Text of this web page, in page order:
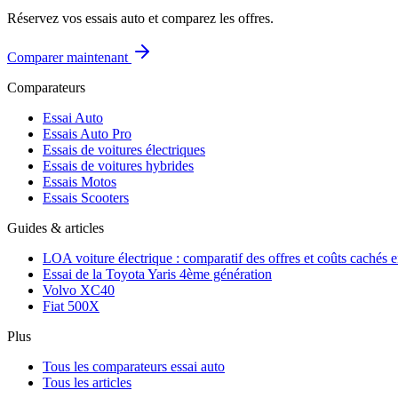
Réservez vos essais auto et comparez les offres.
Comparer maintenant
Comparateurs
Essai Auto
Essais Auto Pro
Essais de voitures électriques
Essais de voitures hybrides
Essais Motos
Essais Scooters
Guides & articles
LOA voiture électrique : comparatif des offres et coûts cachés
Essai de la Toyota Yaris 4ème génération
Volvo XC40
Fiat 500X
Plus
Tous les comparateurs essai auto
Tous les articles